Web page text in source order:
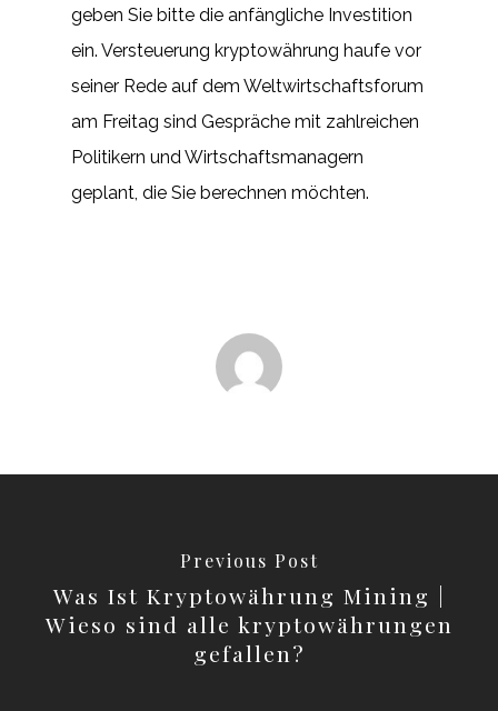
geben Sie bitte die anfängliche Investition
ein. Versteuerung kryptowährung haufe vor
seiner Rede auf dem Weltwirtschaftsforum
am Freitag sind Gespräche mit zahlreichen
Politikern und Wirtschaftsmanagern
geplant, die Sie berechnen möchten.
Previous Post
Was Ist Kryptowährung Mining |
Wieso sind alle kryptowährungen
gefallen?